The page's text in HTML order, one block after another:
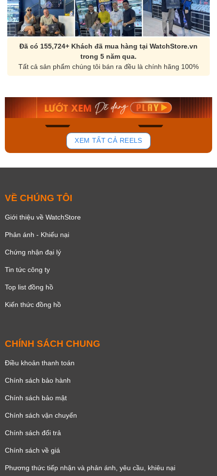
Đã có 155,724+ Khách đã mua hàng tại WatchStore.vn
trong 5 năm qua.
Tất cả sản phẩm chúng tôi bán ra đều là chính hãng 100%
168
Orient Nam RA-
Mua ngay
Casio Nam MTS-
Mua ngay
XEM TẤT CẢ REELS
VỀ CHÚNG TÔI
Giới thiệu về WatchStore
Phản ánh - Khiếu nại
Chứng nhận đại lý
Tin tức công ty
Top list đồng hồ
Kiến thức đồng hồ
CHÍNH SÁCH CHUNG
Điều khoản thanh toán
Chính sách bảo hành
Chính sách bảo mật
Chính sách vận chuyển
Chính sách đổi trả
Chính sách về giá
Phương thức tiếp nhận và phản ánh, yêu cầu, khiêu nại